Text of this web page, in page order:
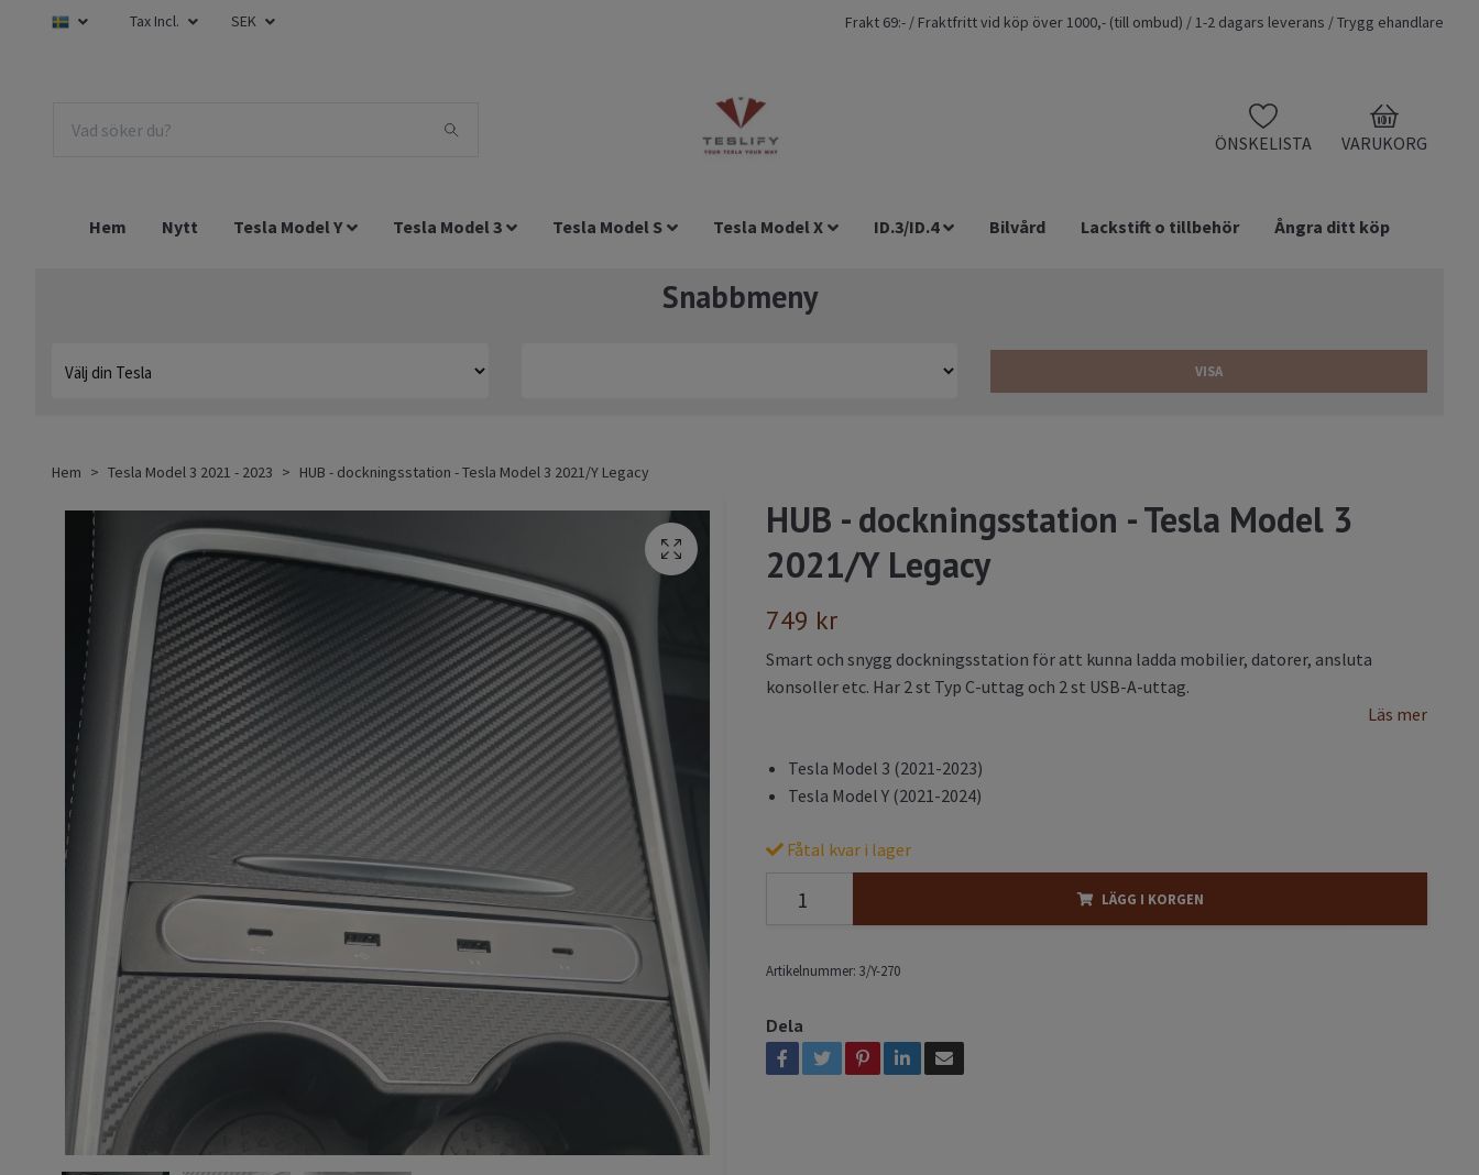
Tax Incl. SEK Frakt 69:- / Fraktfritt vid köp över 1000,- (till ombud) / 1-2 dagars leverans / Trygg ehandlare
ÖNSKELISTA
0
VARUKORG
Hem Nytt Tesla Model Y Tesla Model 3 Tesla Model S Tesla Model X ID.3/ID.4 Bilvård Lackstift o tillbehör Ångra ditt köp
Snabbmeny
VISA
Hem Tesla Model 3 2021 - 2023 HUB - dockningsstation - Tesla Model 3 2021/Y Legacy
HUB - dockningsstation - Tesla Model 3
2021/Y Legacy
749 kr
Smart och snygg dockningsstation för att kunna ladda mobilier, datorer, ansluta
konsoller etc. Har 2 st Typ C-uttag och 2 st USB-A-uttag.
Läs mer
Tesla Model 3 (2021-2023)
Tesla Model Y (2021-2024)
Fåtal kvar i lager
LÄGG I KORGEN
Artikelnummer: 3/Y-270
Dela